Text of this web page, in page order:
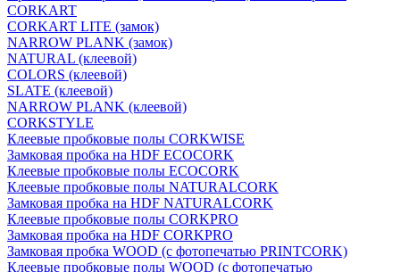
CORKART
CORKART LITE (замок)
NARROW PLANK (замок)
NATURAL (клеевой)
COLORS (клеевой)
SLATE (клеевой)
NARROW PLANK (клеевой)
CORKSTYLE
Клеевые пробковые полы CORKWISE
Замковая пробка на HDF ECOCORK
Клеевые пробковые полы ECOCORK
Клеевые пробковые полы NATURALCORK
Замковая пробка на HDF NATURALCORK
Клеевые пробковые полы CORKPRO
Замковая пробка на HDF CORKPRO
Замковая пробка WOOD (с фотопечатью PRINTCORK)
Клеевые пробковые полы WOOD (с фотопечатью